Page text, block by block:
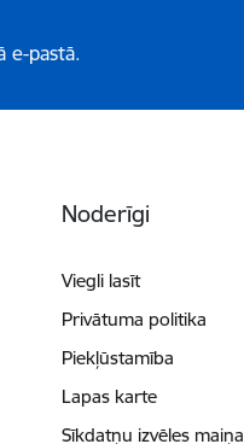
e-pastā.
Noderīgi
Viegli lasīt
Privātuma politika
Piekļūstamība
Lapas karte
Sīkdatņu izvēles maiņa